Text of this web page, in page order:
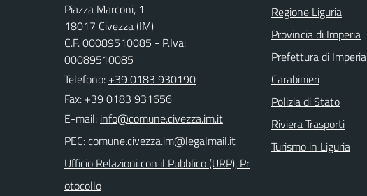
Piazza Marconi, 1
18017 Civezza (IM)
C.F. 00089510085 - P.Iva:
00089510085
Telefono: +39 0183 930190
Fax: +39 0183 931656
E-mail:
PEC:
Ufficio Relazioni con il Pubblico (URP), Pr
otocollo
Regione Liguria
Provincia di Imperia
Prefettura di Imperia
Carabinieri
Polizia di Stato
Riviera Trasporti
Turismo in Liguria